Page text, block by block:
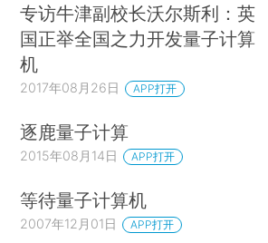
专访牛津副校长沃尔斯利：英
国正举全国之力开发量子计算
机
2017年08月26日 APP打开
逐鹿量子计算
2015年08月14日 APP打开
等待量子计算机
2007年12月01日 APP打开